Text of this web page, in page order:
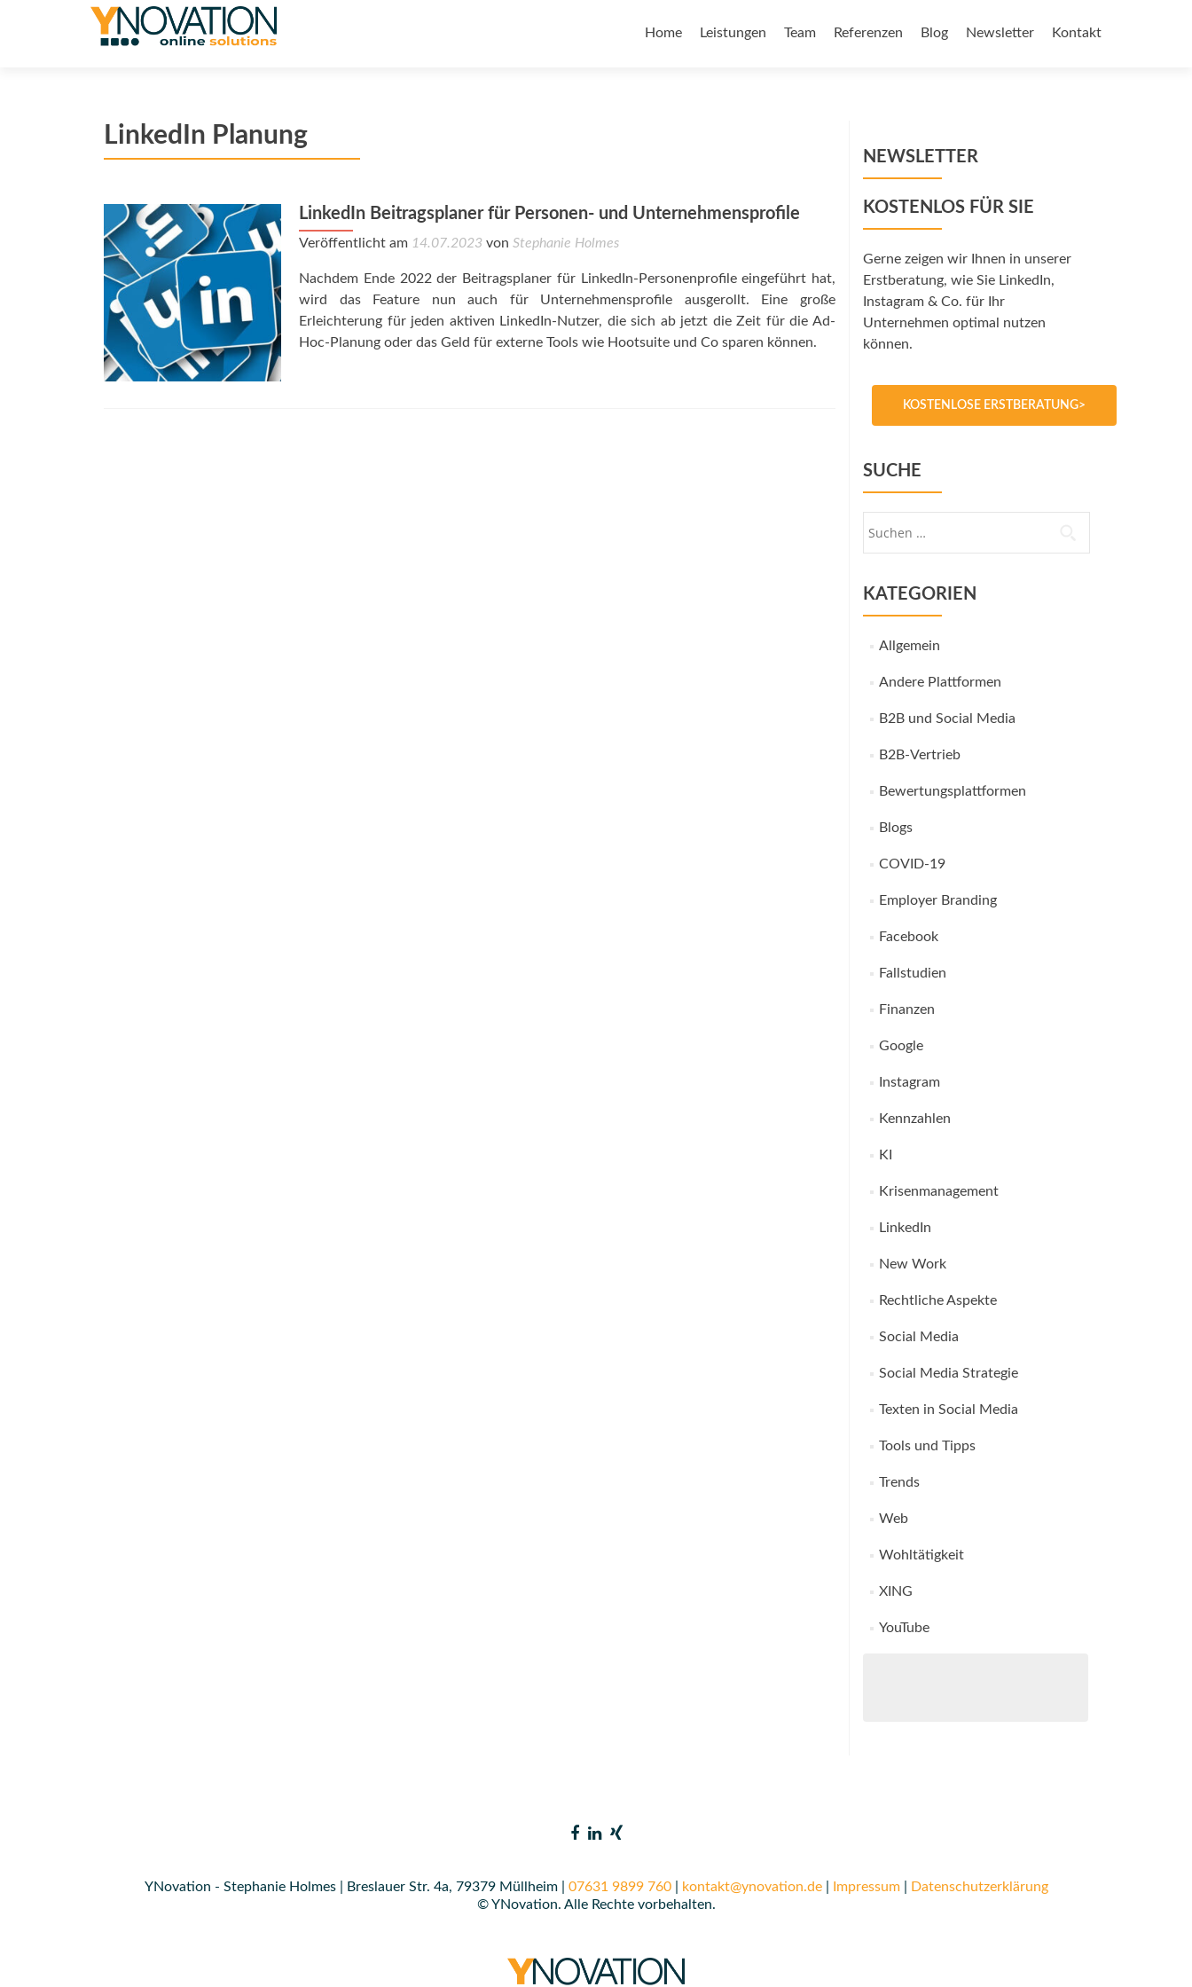
Home Leistungen Team Referenzen Blog Newsletter Kontakt
LinkedIn Planung
LinkedIn Beitragsplaner für Personen- und Unternehmensprofile
Veröffentlicht am 14.07.2023 von Stephanie Holmes
Nachdem Ende 2022 der Beitragsplaner für LinkedIn-Personenprofile eingeführt hat,
wird das Feature nun auch für Unternehmensprofile ausgerollt. Eine große
Erleichterung für jeden aktiven LinkedIn-Nutzer, die sich ab jetzt die Zeit für die Ad-
Hoc-Planung oder das Geld für externe Tools wie Hootsuite und Co sparen können.
NEWSLETTER
KOSTENLOS FÜR SIE
Gerne zeigen wir Ihnen in unserer
Erstberatung, wie Sie LinkedIn,
Instagram & Co. für Ihr
Unternehmen optimal nutzen
können.
KOSTENLOSE ERSTBERATUNG>
SUCHE
KATEGORIEN
Allgemein
Andere Plattformen
B2B und Social Media
B2B-Vertrieb
Bewertungsplattformen
Blogs
COVID-19
Employer Branding
Facebook
Fallstudien
Finanzen
Google
Instagram
Kennzahlen
KI
Krisenmanagement
LinkedIn
New Work
Rechtliche Aspekte
Social Media
Social Media Strategie
Texten in Social Media
Tools und Tipps
Trends
Web
Wohltätigkeit
XING
YouTube
YNovation - Stephanie Holmes | Breslauer Str. 4a, 79379 Müllheim | 07631 9899 760| kontakt@ynovation.de| Impressum|
Datenschutzerklärung
© YNovation. Alle Rechte vorbehalten.